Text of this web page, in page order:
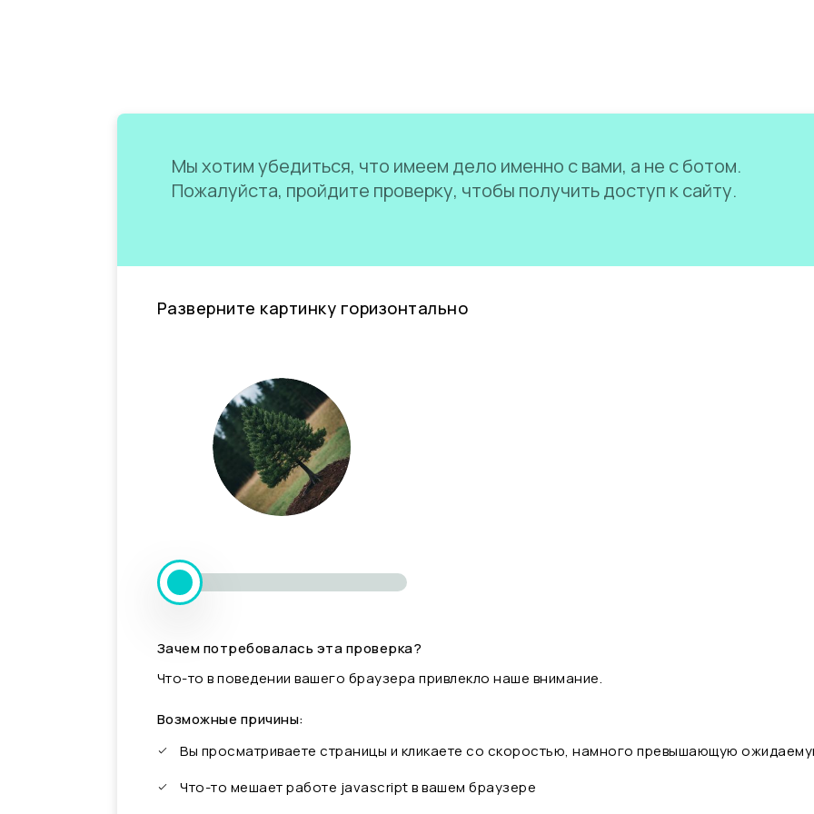
Мы хотим убедиться, что имеем дело именно с вами, а не с ботом.
Пожалуйста, пройдите проверку, чтобы получить доступ к сайту.
Разверните картинку горизонтально
Зачем потребовалась эта проверка?
Что-то в поведении вашего браузера привлекло наше внимание.
Возможные причины:
Вы просматриваете страницы и кликаете со скоростью, намного превышающую
Что-то мешает работе javascript в вашем браузере